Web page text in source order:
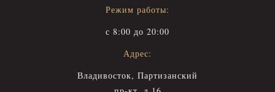
с 8:00 до 20:00
Владивосток, Партизанский
Режим работы:
Адрес: